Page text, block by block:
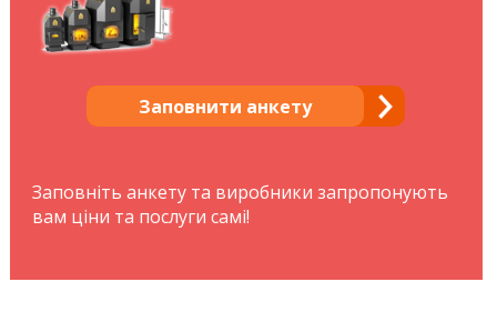
Заповнити анкету
Заповніть анкету та виробники запропонують
вам ціни та послуги самі!